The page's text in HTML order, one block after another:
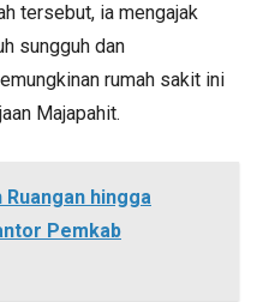
tersebut, ia mengajak
sungguh dan
rumah sakit ini
Majapahit.
Ruangan hingga
Pemkab